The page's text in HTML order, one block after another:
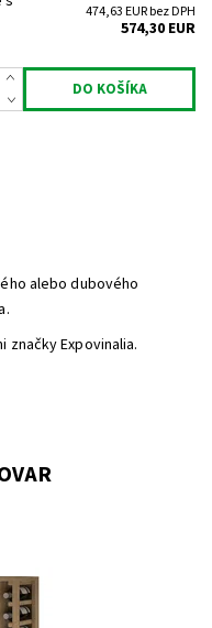
474,63 EUR bez DPH
574,30 EUR
alebo dubového
Expovinalia.